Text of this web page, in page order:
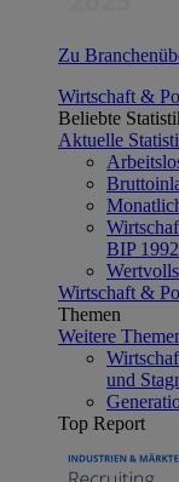
Zu
Wirtschaft &
Beliebte
Aktuelle
BIP
Wirtschaft &
Themen
Weitere
und
Top Report